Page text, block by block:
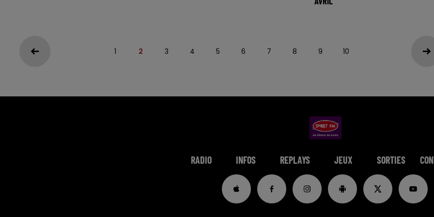
1 2 3 4 5 6 7 8 9 10
RADIO INFOS REPLAYS JEUX SORTIES